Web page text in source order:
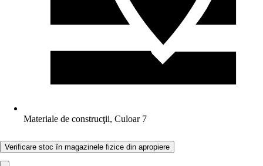
Materiale de construcţii, Culoar 7
Verificare stoc în magazinele fizice din apropiere